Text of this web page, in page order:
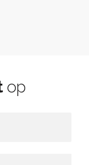
op